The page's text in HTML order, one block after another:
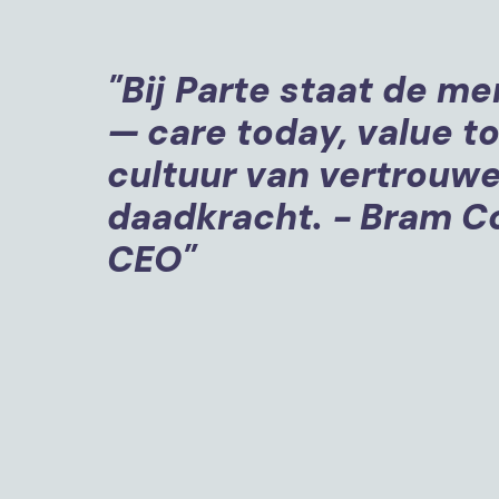
"Bij Parte staat de
— care today, value
cultuur van
daadkracht. - Bram
CEO"